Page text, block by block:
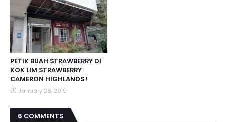
PETIK BUAH STRAWBERRY DI
KOK LIM STRAWBERRY
CAMERON HIGHLANDS !
January 26, 2019
6 COMMENTS